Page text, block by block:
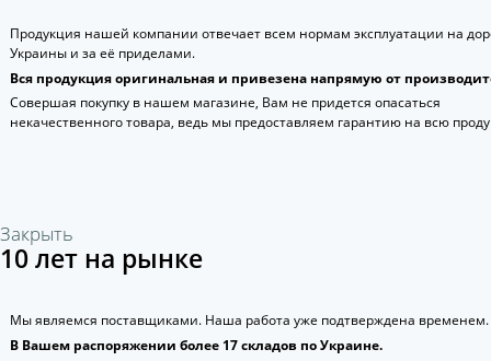
Продукция нашей компании отвечает всем нормам эксплуатации на
Украины и за её приделами.
Вся продукция оригинальная и привезена напрямую от
Совершая покупку в нашем магазине, Вам не придется опасаться
некачественного товара, ведь мы предоставляем гарантию на всю
Закрыть
10 лет на рынке
Мы являемся поставщиками. Наша работа уже подтверждена временем.
В Вашем распоряжении более 17 складов по Украине.